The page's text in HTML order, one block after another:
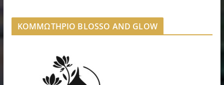
ΚΟΜΜΩΤΗΡΙΟ BLOSSO AND GLOW